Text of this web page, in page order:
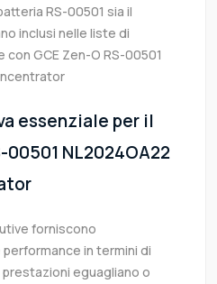
RS-00501 sia il
inclusi nelle liste di
GCE Zen-O RS-00501
essenziale per il
00501 NL2024OA22
forniscono
in termini di
eguagliano o